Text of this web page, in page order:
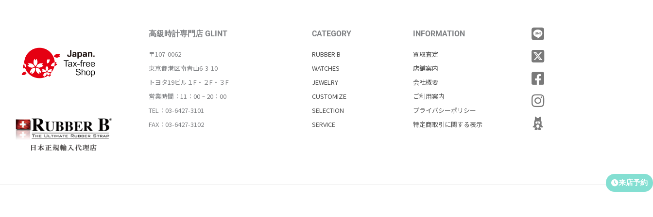
高級時計専門店 GLINT
〒107-0062
東京都港区南青山6-3-10
トヨタ19ビル１F・２F・３F
営業時間：11：00 ~ 20：00
TEL：03-6427-3101
FAX：03-6427-3102
CATEGORY
RUBBER B
WATCHES
JEWELRY
CUSTOMIZE
SELECTION
SERVICE
INFORMATION
買取査定
店舗案内
会社概要
ご利用案内
プライバシーポリシー
特定商取引に関する表示
来店予約